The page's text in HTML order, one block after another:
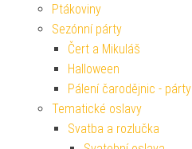
Ptákoviny
Sezónní párty
Čert a Mikuláš
Halloween
Pálení čarodějnic - párty
Tematické oslavy
Svatba a rozlučka